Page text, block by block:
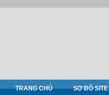
TRANG CHỦ SƠ ĐỒ SITE